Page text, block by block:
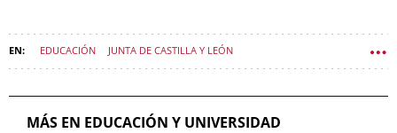
EDUCACIÓN JUNTA DE CASTILLA Y LEÓN
MÁS EN EDUCACIÓN Y UNIVERSIDAD